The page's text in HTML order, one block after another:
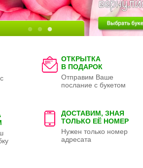
ОТКРЫТКА
В ПОДАРОК
Отправим Ваше
послание с букетом
ДОСТАВИМ, ЗНАЯ
ТОЛЬКО ЕЁ НОМЕР
Нужен только номер
адресата